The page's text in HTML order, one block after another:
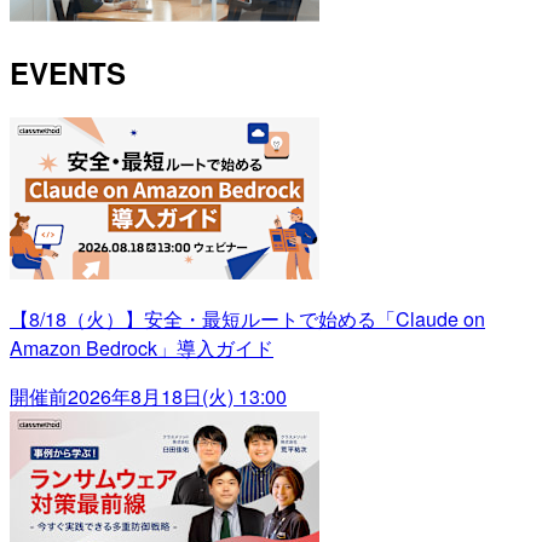
EVENTS
【8/18（火）】安全・最短ルートで始める「Claude on
Amazon Bedrock」導入ガイド
開催前2026年8月18日(火) 13:00